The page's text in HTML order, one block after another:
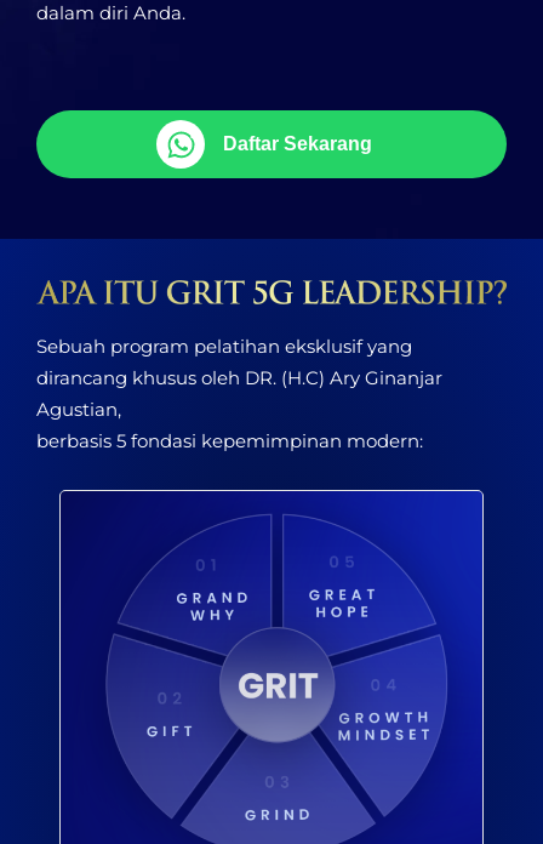
dalam diri Anda.
Daftar Sekarang
Sebuah program pelatihan eksklusif yang
dirancang khusus oleh DR. (H.C) Ary Ginanjar
Agustian,
berbasis 5 fondasi kepemimpinan modern: